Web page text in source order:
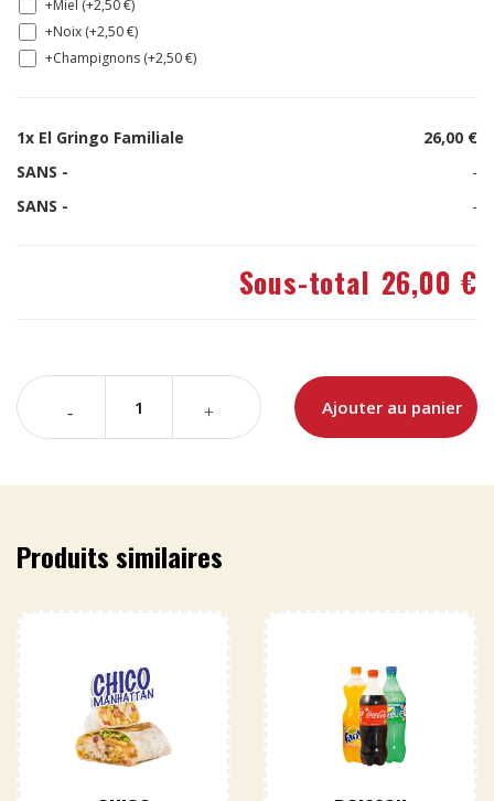
+Miel (+2,50€)
+Noix (+2,50€)
+Champignons (+2,50€)
1x El Gringo Familiale
26,00 €
SANS -
-
SANS -
-
Sous-total 26,00 €
Ajouter au panier
Produits similaires